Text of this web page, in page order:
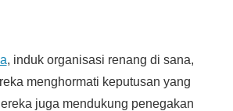
, induk organisasi renang di sana,
menghormati keputusan yang
juga mendukung penegakan